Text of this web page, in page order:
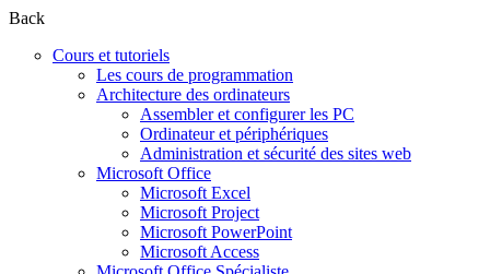
Back
Cours et tutoriels
Les cours de programmation
Architecture des ordinateurs
Assembler et configurer les PC
Ordinateur et périphériques
Administration et sécurité des sites web
Microsoft Office
Microsoft Excel
Microsoft Project
Microsoft PowerPoint
Microsoft Access